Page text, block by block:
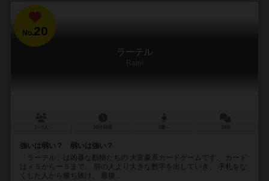
No.20
ラーテル
Ratel
強いは弱い？ 弱いは強い？
「ラーテル」は凶暴な動物たちの 大富豪系カードゲームです。 カード
は＋５からー５まで。 前の人より大きな数字を出していき、 手札をな
くした人から勝ち抜け。 最後...